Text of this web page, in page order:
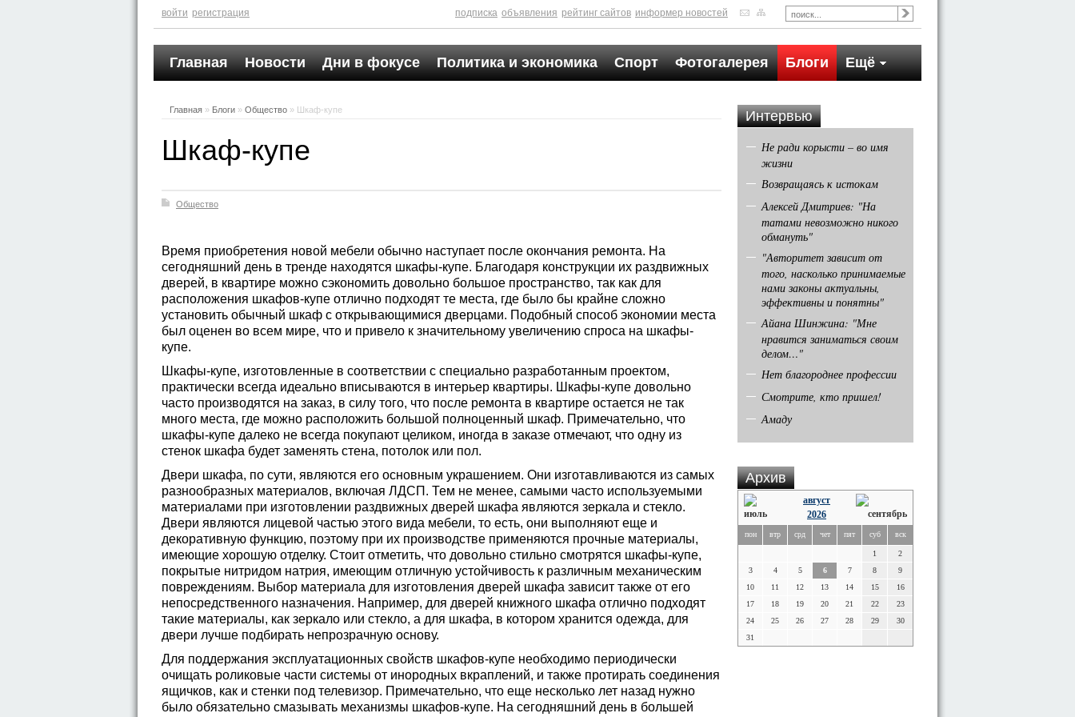
войти регистрация подписка объявления рейтинг сайтов информер новостей
Главная Новости Дни в фокусе Политика и экономика Спорт Фотогалерея Блоги Ещё
Главная » Блоги » Общество » Шкаф-купе
Шкаф-купе
Общество
Время приобретения новой мебели обычно наступает после окончания ремонта. На
сегодняшний день в тренде находятся шкафы-купе. Благодаря конструкции их раздвижных
дверей, в квартире можно сэкономить довольно большое пространство, так как для
расположения шкафов-купе отлично подходят те места, где было бы крайне сложно
установить обычный шкаф с открывающимися дверцами. Подобный способ экономии места
был оценен во всем мире, что и привело к значительному увеличению спроса на шкафы-
купе.
Шкафы-купе, изготовленные в соответствии с специально разработанным проектом,
практически всегда идеально вписываются в интерьер квартиры. Шкафы-купе довольно
часто производятся на заказ, в силу того, что после ремонта в квартире остается не так
много места, где можно расположить большой полноценный шкаф. Примечательно, что
шкафы-купе далеко не всегда покупают целиком, иногда в заказе отмечают, что одну из
стенок шкафа будет заменять стена, потолок или пол.
Двери шкафа, по сути, являются его основным украшением. Они изготавливаются из самых
разнообразных материалов, включая ЛДСП. Тем не менее, самыми часто используемыми
материалами при изготовлении раздвижных дверей шкафа являются зеркала и стекло.
Двери являются лицевой частью этого вида мебели, то есть, они выполняют еще и
декоративную функцию, поэтому при их производстве применяются прочные материалы,
имеющие хорошую отделку. Стоит отметить, что довольно стильно смотрятся шкафы-купе,
покрытые нитридом натрия, имеющим отличную устойчивость к различным механическим
повреждениям. Выбор материала для изготовления дверей шкафа зависит также от его
непосредственного назначения. Например, для дверей книжного шкафа отлично подходят
такие материалы, как зеркало или стекло, а для шкафа, в котором хранится одежда, для
двери лучше подбирать непрозрачную основу.
Для поддержания эксплуатационных свойств шкафов-купе необходимо периодически
очищать роликовые части системы от инородных вкраплений, и также протирать соединения
ящичков, как и стенки под телевизор. Примечательно, что еще несколько лет назад нужно
было обязательно смазывать механизмы шкафов-купе. На сегодняшний день в большей
Интервью
Не ради корысти – во имя
жизни
Возвращаясь к истокам
Алексей Дмитриев: "На
татами невозможно никого
обмануть"
"Авторитет зависит от
того, насколько принимаемые
нами законы актуальны,
эффективны и понятны"
Айана Шинжина: "Мне
нравится заниматься своим
делом…"
Нет благороднее профессии
Смотрите, кто пришел!
Амаду
Архив
август
2026
пон втр срд чет пят суб вск
1
2
3
4 5 6 7 8
9
10
11 12 13 14 15
16
17
18 19 20 21 22
23
24
25 26 27 28 29
30
31